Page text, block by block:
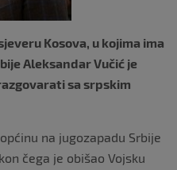
Kosova, u kojima ima
Aleksandar Vučić je
sa srpskim
na jugozapadu Srbije
čega je obišao Vojsku